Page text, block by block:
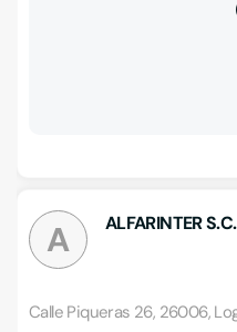
A ALFARINTER S.C.
Calle Piqueras 26, 26006,